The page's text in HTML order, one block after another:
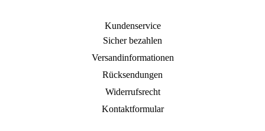
Kundenservice
Sicher bezahlen
Versandinformationen
Rücksendungen
Widerrufsrecht
Kontaktformular